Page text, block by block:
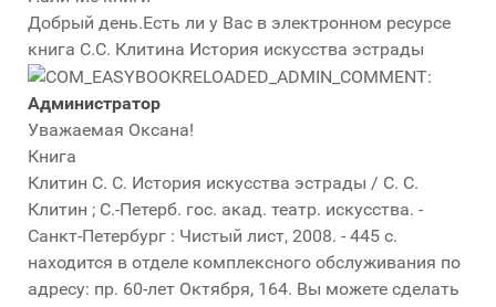
Добрый день.Есть ли у Вас в электронном ресурсе
книга С.С. Клитина История искусства эстрады
Администратор
Уважаемая Оксана!
Книга
Клитин С. С. История искусства эстрады / С. С.
Клитин ; С.-Петерб. гос. акад. театр. искусства. -
Санкт-Петербург : Чистый лист, 2008. - 445 с.
находится в отделе комплексного обслуживания по
адресу: пр. 60-лет Октября, 164. Вы можете сделать